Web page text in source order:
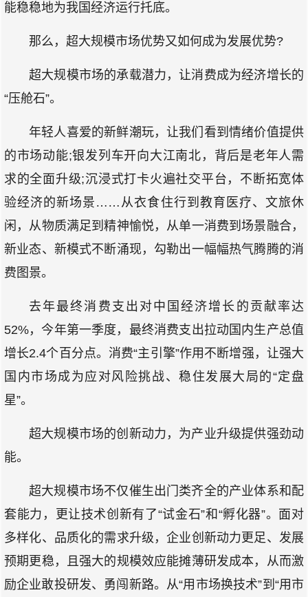
能稳稳地为我国经济运行托底。
那么，超大规模市场优势又如何成为发展优势?
超大规模市场的承载潜力，让消费成为经济增长的
“压舱石”。
年轻人喜爱的新鲜潮玩，让我们看到情绪价值提供
的市场动能;银发列车开向大江南北，背后是老年人需
求的全面升级;沉浸式打卡火遍社交平台，不断拓宽体
验经济的新场景……从衣食住行到教育医疗、文旅休
闲，从物质满足到精神愉悦，从单一消费到场景融合，
新业态、新模式不断涌现，勾勒出一幅幅热气腾腾的消
费图景。
去年最终消费支出对中国经济增长的贡献率达
52%，今年第一季度，最终消费支出拉动国内生产总值
增长2.4个百分点。消费“主引擎”作用不断增强，让强大
国内市场成为应对风险挑战、稳住发展大局的“定盘
星”。
超大规模市场的创新动力，为产业升级提供强劲动
能。
超大规模市场不仅催生出门类齐全的产业体系和配
套能力，更让技术创新有了“试金石”和“孵化器”。面对
多样化、品质化的需求升级，企业创新动力更足、发展
预期更稳，且强大的规模效应能摊薄研发成本，从而激
励企业敢投研发、勇闯新路。从“用市场换技术”到“用市